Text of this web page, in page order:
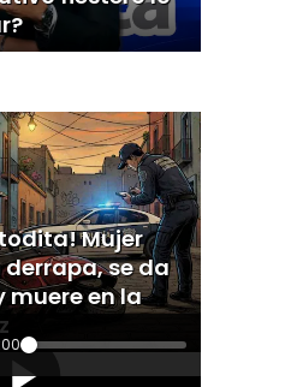
Mujer
se da
muere en la